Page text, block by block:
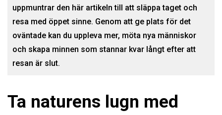
uppmuntrar den här artikeln till att släppa taget och
resa med öppet sinne. Genom att ge plats för det
oväntade kan du uppleva mer, möta nya människor
och skapa minnen som stannar kvar långt efter att
resan är slut.
Ta naturens lugn med